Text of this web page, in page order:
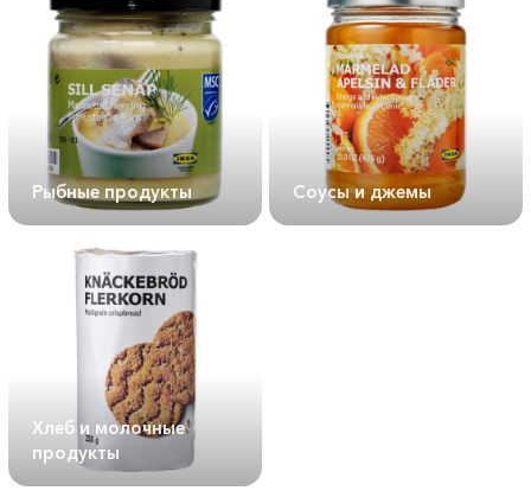
Рыбные продукты Соусы и джемы
Хлеб и молочные
продукты